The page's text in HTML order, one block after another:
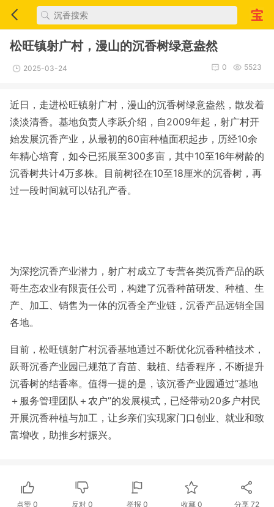
松旺镇射广村，漫山的沉香树绿意盎然
2025-03-24 5523
0
近日，走进松旺镇射广村，漫山的沉香树绿意盎然，散发着
淡淡清香。基地负责人李跃介绍，自2009年起，射广村开
始发展沉香产业，从最初的60亩种植面积起步，历经10余
年精心培育，如今已拓展至300多亩，其中10至16年树龄的
沉香树共计4万多株。目前树径在10至18厘米的沉香树，再
过一段时间就可以钻孔产香。
为深挖沉香产业潜力，射广村成立了专营各类沉香产品的跃
哥生态农业有限责任公司，构建了沉香种苗研发、种植、生
产、加工、销售为一体的沉香全产业链，沉香产品远销全国
各地。
目前，松旺镇射广村沉香基地通过不断优化沉香种植技术，
跃哥沉香产业园已规范了育苗、栽植、结香程序，不断提升
沉香树的结香率。​值得一提的是，该沉香产业园通过“基地
＋服务管理团队＋农户”的发展模式，已经带动20多户村民
开展沉香种植与加工，让乡亲们实现家门口创业、就业和致
富增收，助推乡村振兴。
点赞0 反对 0 举报 0 收藏 0 分享 72